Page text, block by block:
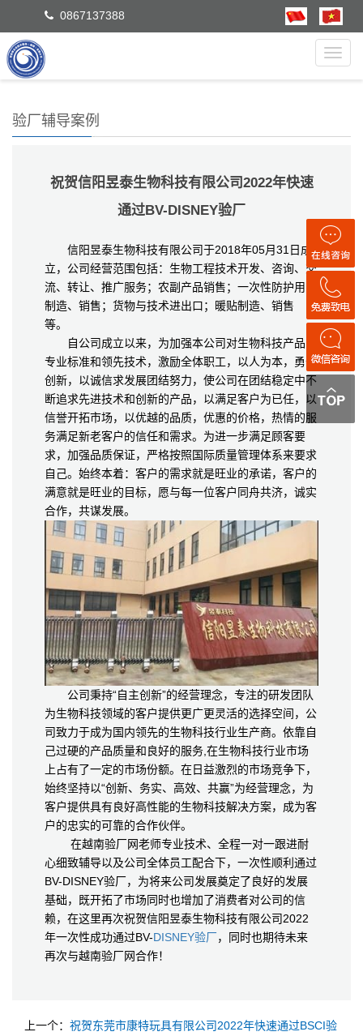
0867137388
验厂辅导案例
祝贺信阳昱泰生物科技有限公司2022年快速
通过BV-DISNEY验厂
信阳昱泰生物科技有限公司于2018年05月31日成
立，公司经营范围包括：生物工程技术开发、咨询、交
流、转让、推广服务；农副产品销售；一次性防护用品
制造、销售；货物与技术进出口；暖贴制造、销售
等。
自公司成立以来，为加强本公司对生物科技产品的
专业标准和领先技术，激励全体职工，以人为本，勇于
创新，以诚信求发展团结努力，使公司在团结稳定中不
断追求先进技术和创新的产品，以满足客户为已任，以
信誉开拓市场，以优越的品质，优惠的价格，热情的服
务满足新老客户的信任和需求。为进一步满足顾客要
求，加强品质保证，严格按照国际质量管理体系来要求
自己。始终本着：客户的需求就是旺业的承诺，客户的
满意就是旺业的目标，愿与每一位客户同舟共济，诚实
合作，共谋发展。
公司秉持“自主创新”的经营理念，专注的研发团队
为生物科技领域的客户提供更广更灵活的选择空间，公
司致力于成为国内领先的生物科技行业生产商。依靠自
己过硬的产品质量和良好的服务,在生物科技行业市场
上占有了一定的市场份额。在日益激烈的市场竞争下，
始终坚持以“创新、务实、高效、共赢”为经营理念，为
客户提供具有良好高性能的生物科技解决方案，成为客
户的忠实的可靠的合作伙伴。
在越南验厂网老师专业技术、全程一对一跟进耐
心细致辅导以及公司全体员工配合下，一次性顺利通过
BV-DISNEY验厂，为将来公司发展奠定了良好的发展
基础，既开拓了市场同时也增加了消费者对公司的信
赖，在这里再次祝贺信阳昱泰生物科技有限公司2022
年一次性成功通过BV-DISNEY验厂，同时也期待未来
再次与越南验厂网合作！
上一个： 祝贺东莞市康特玩具有限公司2022年快速通过BSCI验